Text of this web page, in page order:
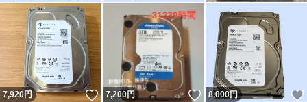
7,920円 いいね！
7,200円 いいね！
8,000円